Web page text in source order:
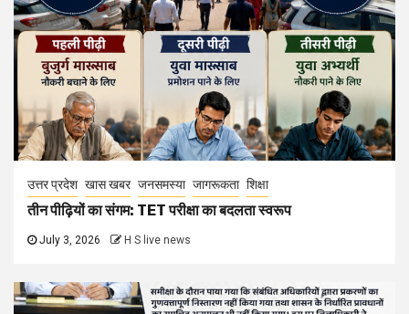
उत्तर प्रदेश खास खबर जनसमस्या जागरूकता शिक्षा
तीन पीढ़ियों का संगम: TET परीक्षा का बदलता स्वरूप
July 3, 2026 H S live news